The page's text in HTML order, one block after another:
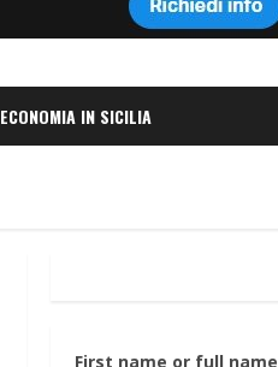
ECONOMIA IN SICILIA
First name or full name